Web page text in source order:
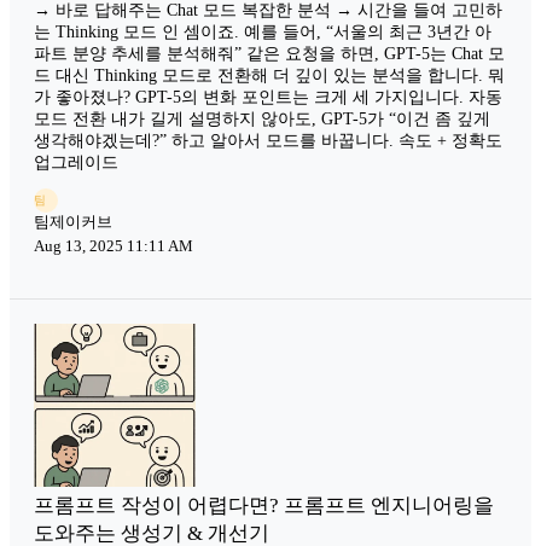
→ 바로 답해주는 Chat 모드 복잡한 분석 → 시간을 들여 고민하
는 Thinking 모드 인 셈이죠. 예를 들어, “서울의 최근 3년간 아
파트 분양 추세를 분석해줘” 같은 요청을 하면, GPT-5는 Chat 모
드 대신 Thinking 모드로 전환해 더 깊이 있는 분석을 합니다. 뭐
가 좋아졌나? GPT-5의 변화 포인트는 크게 세 가지입니다. 자동
모드 전환 내가 길게 설명하지 않아도, GPT-5가 “이건 좀 깊게
생각해야겠는데?” 하고 알아서 모드를 바꿉니다. 속도 + 정확도
업그레이드
팀
팀제이커브
Aug 13, 2025 11:11 AM
프롬프트 작성이 어렵다면? 프롬프트 엔지니어링을
도와주는 생성기 & 개선기